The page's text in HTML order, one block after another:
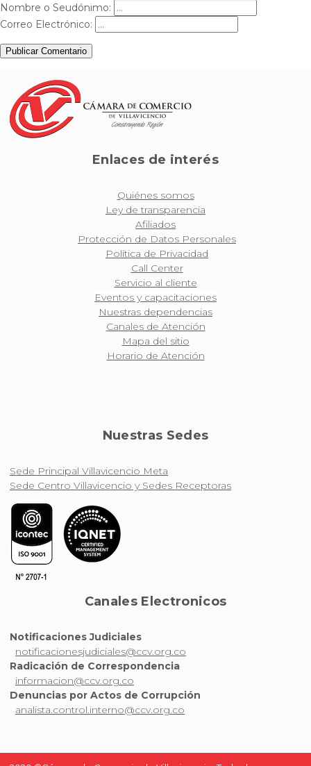
Nombre o Seudónimo:
Correo Electrónico:
Publicar Comentario
Enlaces de interés
Quiénes somos
Ley de transparencia
Afiliados
Protección de Datos Personales
Política de Privacidad
Call Center
Servicio al cliente
Eventos y capacitaciones
Nuestras dependencias
Canales de Atención
Mapa del sitio
Horario de Atención
Nuestras Sedes
Sede Principal Villavicencio Meta
Sede Centro Villavicencio y Sedes Receptoras
Canales Electronicos
Notificaciones Judiciales
notificacionesjudiciales@ccv.org.co
Radicación de Correspondencia
informacion@ccv.org.co
Denuncias por Actos de Corrupción
analista.control.interno@ccv.org.co